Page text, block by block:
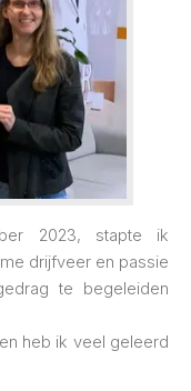
2023, stapte ik
drijfveer en passie
te begeleiden
heb ik veel geleerd